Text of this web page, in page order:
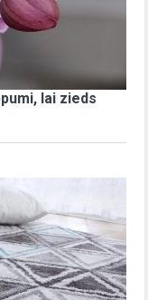
lai zieds